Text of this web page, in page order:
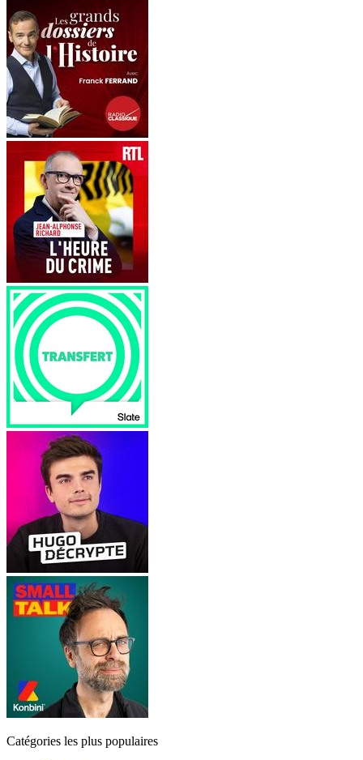
Catégories les plus populaires